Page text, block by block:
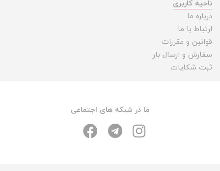
ناحیه کاربری
درباره ما
ارتباط با ما
قوانین و مقررات
سفارش و ارسال بار
ثبت شکایات
ما در شبکه های اجتماعی